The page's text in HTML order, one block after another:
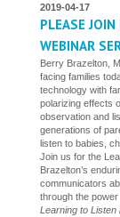
2019-04-17
PLEASE
WEBINAR
Berry Brazelton,
facing families
technology with
polarizing effects
observation and
generations of
listen to babies,
Join us for the
Brazelton’s
communicators
through the power
Learning to